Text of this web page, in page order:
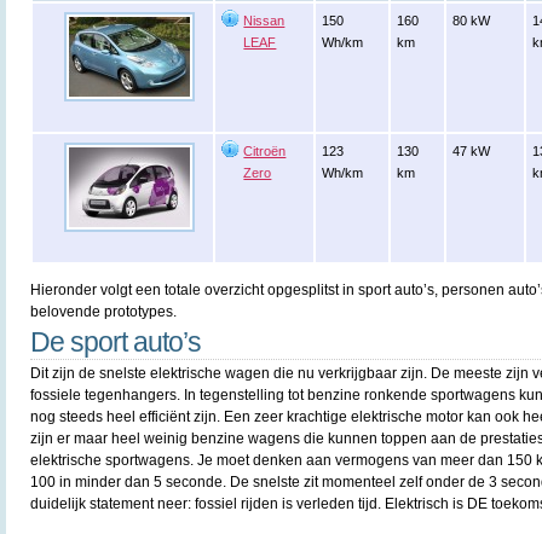
Nissan
LEAF
150
Wh/km
160
km
80 kW
Citroën
Zero
123
Wh/km
130
km
47 kW
Hieronder volgt een totale overzicht opgesplitst in sport auto’s, personen
belovende prototypes.
De sport auto’s
Dit zijn de snelste elektrische wagen die nu verkrijgbaar zijn. De meeste zijn
fossiele tegenhangers. In tegenstelling tot benzine ronkende sportwagens
nog steeds heel efficiënt zijn. Een zeer krachtige elektrische motor kan ook
zijn er maar heel weinig benzine wagens die kunnen toppen aan de
elektrische sportwagens. Je moet denken aan vermogens van meer dan 150
100 in minder dan 5 seconde. De snelste zit momenteel zelf onder de 3
duidelijk statement neer: fossiel rijden is verleden tijd. Elektrisch is DE